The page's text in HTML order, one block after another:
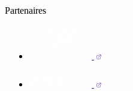
Partenaires